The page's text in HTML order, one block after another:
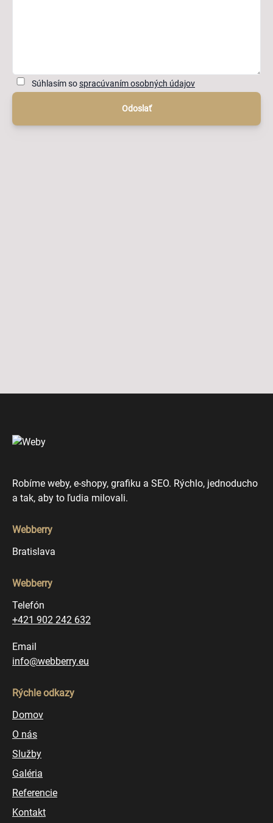
Súhlasím sospracúvaním osobných údajov
Odoslať
Robíme weby, e-shopy, grafiku a SEO. Rýchlo, jednoducho
a tak, aby to ľudia milovali.
Webberry
Bratislava
Webberry
Telefón
+421 902 242 632
Email
info@webberry.eu
Rýchle odkazy
Domov
O nás
Služby
Galéria
Referencie
Kontakt